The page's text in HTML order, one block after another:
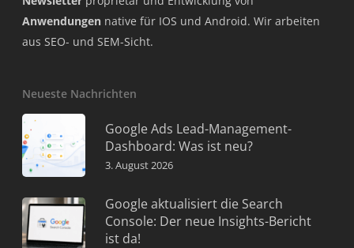
Anwendungen native für IOS und Android. Wir arbeiten
aus SEO- und SEM-Sicht.
Neueste Nachrichten
Google Ads Lead-Management-
Dashboard: Was ist neu?
3. August 2026
Google aktualisiert die Search
Console: Der neue Insights-Bericht
ist da!